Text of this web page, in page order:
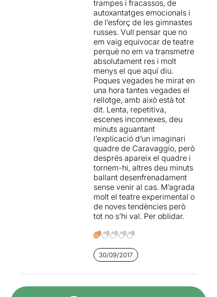
trampes i fracassos, de
autoxantatges emocionals i
de l’esforç de les gimnastes
russes. Vull pensar que no
em vaig equivocar de teatre
perquè no em va transmetre
absolutament res i molt
menys el que aquí diu.
Poques vegades he mirat en
una hora tantes vegades el
rellotge, amb això està tot
dit. Lenta, repetitiva,
escenes inconnexes, deu
minuts aguantant
l’explicació d’un imaginari
quadre de Caravaggio, però
després apareix el quadre i
tornem-hi, altres deu minuts
ballant desenfrenadament
sense venir al cas. M’agrada
molt el teatre experimental o
de noves tendències però
tot no s’hi val. Per oblidar.
30/09/2017